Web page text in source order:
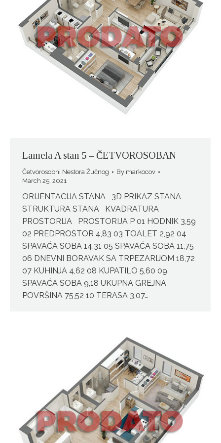
Lamela A stan 5 – ČETVOROSOBAN
Četvorosobni Nestora Žučnog By markocov
March 25, 2021
ORIJENTACIJA STANA 3D PRIKAZ STANA
STRUKTURA STANA KVADRATURA
PROSTORIJA PROSTORIJA P 01 HODNIK 3,59
02 PREDPROSTOR 4,83 03 TOALET 2,92 04
SPAVAĆA SOBA 14,31 05 SPAVAĆA SOBA 11,75
06 DNEVNI BORAVAK SA TRPEZARIJOM 18,72
07 KUHINJA 4,62 08 KUPATILO 5,60 09
SPAVAĆA SOBA 9,18 UKUPNA GREJNA
POVRŠINA 75,52 10 TERASA 3,07…